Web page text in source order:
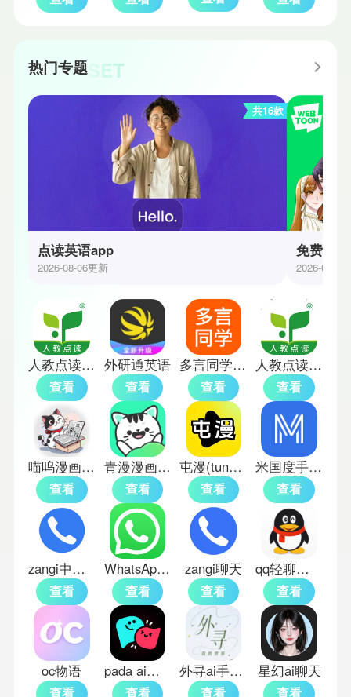
热门专题SET
共16款
点读英语app
2026-08-06更新
免费漫画
2026-07-31
人教点读英语app
查看
外研通英语
查看
多言同学单词训练软件
查看
人教点读初中英语
查看
喵呜漫画官方版
查看
青漫漫画免费版
查看
屯漫(tunman)
查看
米国度手机版
查看
zangi中文版
查看
WhatsApp英文版
查看
zangi聊天
查看
qq轻聊版官方版
查看
oc物语
查看
pada ai聊天软件
查看
外寻ai手机版
查看
星幻ai聊天
查看